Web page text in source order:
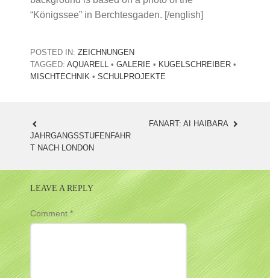
“Königssee” in Berchtesgaden. [/english]
POSTED IN: ZEICHNUNGEN
TAGGED: AQUARELL • GALERIE • KUGELSCHREIBER •
MISCHTECHNIK • SCHULPROJEKTE
POST
NAVIGATION
JAHRGANGSSTUFENFAHR
T NACH LONDON
FANART: AI HAIBARA
LEAVE A REPLY
Comment*